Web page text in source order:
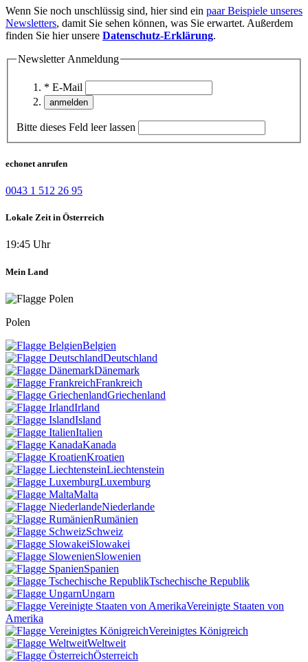
Wenn Sie noch unschlüssig sind, hier sind ein paar Beispiele unseres
Newsletters, damit Sie sehen können, was Sie erwartet. Außerdem
finden Sie hier unsere Datenschutz-Erklärung.
Newsletter Anmeldung
* E-Mail
Bitte dieses Feld leer lassen
echonet anrufen
0043 1 512 26 95
Lokale Zeit in Österreich
19:45 Uhr
Mein Land
Polen
Belgien
Deutschland
Dänemark
Frankreich
Griechenland
Irland
Island
Italien
Kanada
Kroatien
Liechtenstein
Luxemburg
Malta
Niederlande
Rumänien
Schweiz
Slowakei
Slowenien
Spanien
Tschechische Republik
Ungarn
Vereinigte Staaten von
Amerika
Vereinigtes Königreich
Weltweit
Österreich